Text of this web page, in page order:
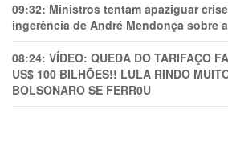
09:32: Ministros tentam apaziguar
ingerência de André Mendonça sobre
08:24: VÍDEO: QUEDA DO TARIFAÇO
US$ 100 BILHÕES!! LULA RINDO
BOLSONARO SE FERR0U